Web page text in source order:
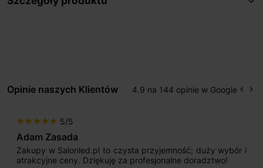
Opinie naszych Klientów 4.9 na 144 opinie w Google keyboard_arrow_left keyboard_arrow_right
star star star star star 5/5
Adam Zasada
Zakupy w Salonled.pl to czysta przyjemność; duży wybór i
atrakcyjne ceny. Dziękuję za profesjonalne doradztwo!